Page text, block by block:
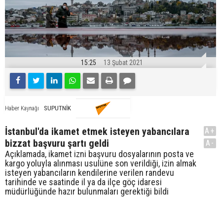
15:25 13 Şubat 2021
Haber Kaynağı SUPUTNİK
İstanbul'da ikamet etmek isteyen yabancılara
bizzat başvuru şartı geldi
Açıklamada, ikamet izni başvuru dosyalarının posta ve
kargo yoluyla alınması usulüne son verildiği, izin almak
isteyen yabancıların kendilerine verilen randevu
tarihinde ve saatinde il ya da ilçe göç idaresi
müdürlüğünde hazır bulunmaları gerektiği bildi
A+
A-